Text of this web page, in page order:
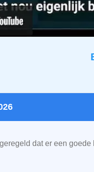
dat er een